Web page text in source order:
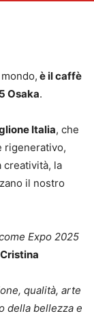
è il caffè
Osaka.
Italia, che
rigenerativo,
creatività, la
il nostro
Expo 2025
Cristina
qualità, arte
della bellezza e